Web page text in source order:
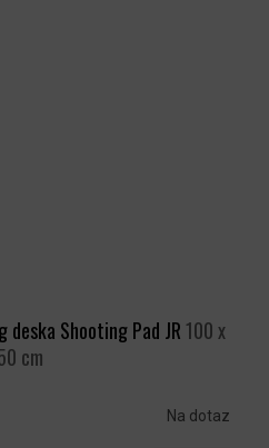
Shooting Pad JR 100 x
cm
Na dotaz